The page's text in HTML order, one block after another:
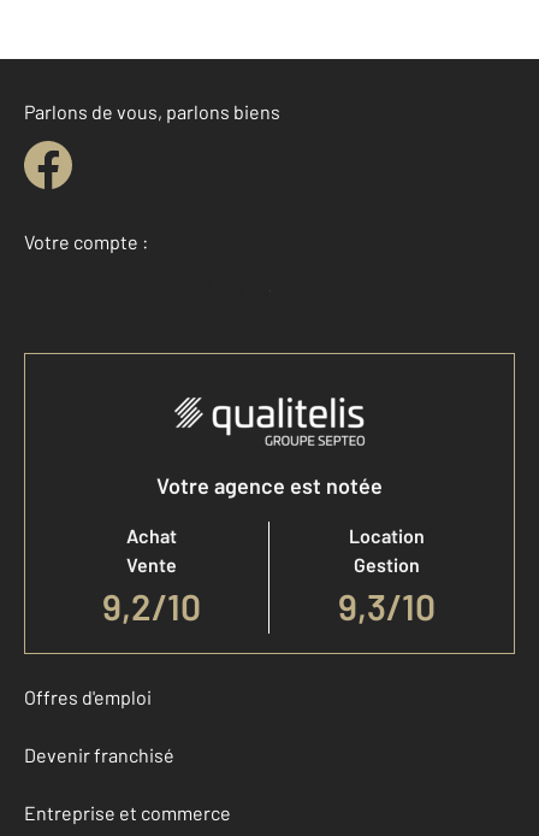
Parlons de vous, parlons biens
Votre compte :
Accéder à mon compte
Votre agence est notée
Achat
Vente
9,2/10
Location
Gestion
9,3/10
Offres d'emploi
Devenir franchisé
Entreprise et commerce